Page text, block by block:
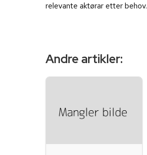
relevante aktørar etter behov.
Andre artikler: